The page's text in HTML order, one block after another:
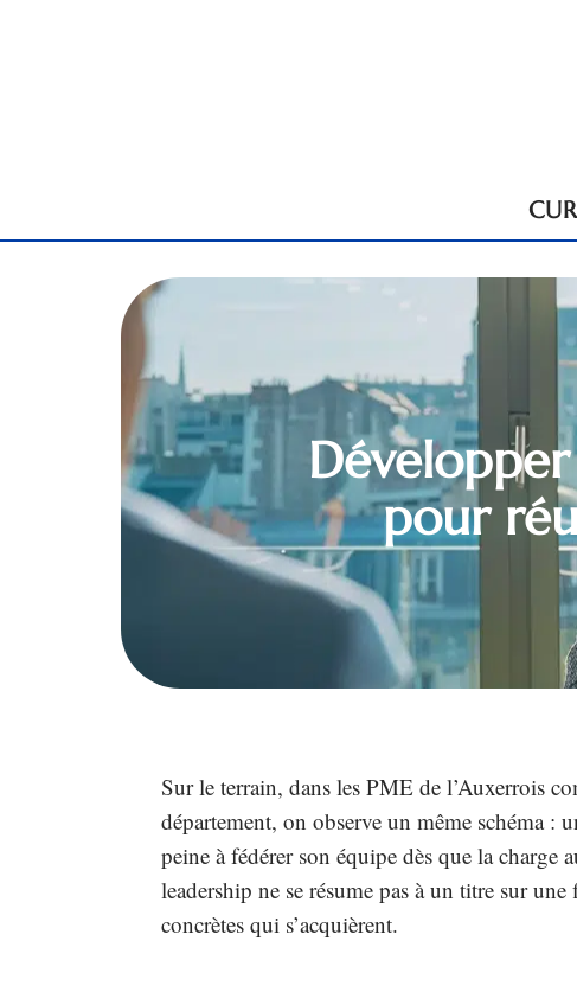
pour
Sur le terrain, dans les PME de l’Auxerrois
département, on observe un même schéma :
peine à fédérer son équipe dès que la charge
leadership ne se résume pas à un titre sur
concrètes qui s’acquièrent.